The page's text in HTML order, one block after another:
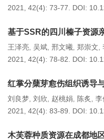
2021, 42(4): 73-77.
DOI:
基于SSR的四川榛子资源
王泽亮, 吴斌, 邢文曦, 郑崇文,
2021, 42(4): 78-82.
DOI:
红掌分蘖芽愈伤组织诱导
刘良梦, 刘欣, 赵桃娟, 陈炙 , 李
2021, 42(4): 83-89.
DOI:
木芙蓉种质资源在成都地